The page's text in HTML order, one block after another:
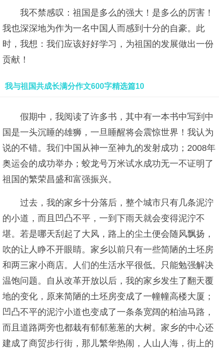
我不禁感叹：祖国是多么的强大！是多么的厉害！
我也深深地为作为一名中国人而感到十分的自豪。此
时，我想：我们应该好好学习，为祖国的发展做出一份
贡献！
我与祖国共成长满分作文600字精选篇10
假期中，我阅读了许多书，其中有一本书中写到中
国是一头沉睡的雄狮，一旦睡醒将会震惊世界！我认为
说的不错。我们中国从神一至神九的发射成功；2008年
奥运会的成功举办；蛟龙号万米试水成功无一不证明了
祖国的繁荣昌盛和富强振兴。
过去，我的家乡十分落后，整个城市只有几条泥泞
的小道，而且凹凸不平，一到下雨天就会变得泥泞不
堪。若是哪天刮起了大风，路上的尘土便会随风飘扬，
吹的让人睁不开眼睛。家乡以前只有一些简陋的土坯房
和两三家小商店。人们的生活水平很低。只能勉强解决
温饱问题。自从改革开放以后，我的家乡发生了翻天覆
地的变化，原来简陋的土坯房变成了一幢幢高楼大厦；
凹凸不平的泥泞小道也变成了一条条宽阔的柏油马路，
而且道路两旁也都栽有郁郁葱葱的大树。家乡的中心还
建成了商贸步行街，那儿繁华热闹，人山人海，街上的